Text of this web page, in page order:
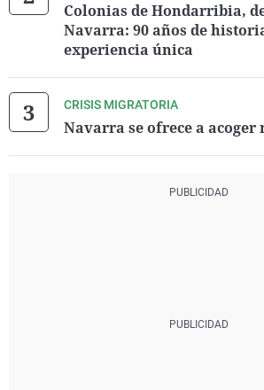
Colonias de Hondarribia,
Navarra: 90 años de
experiencia única
CRISIS MIGRATORIA
Navarra se ofrece a acoger